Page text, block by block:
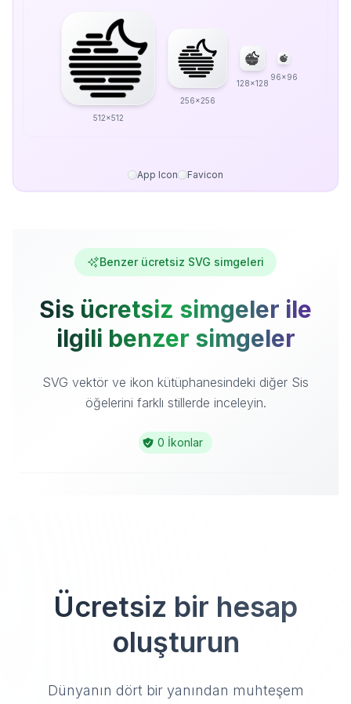
512x512
256x256
128x128
96x96
App Icon Favicon
Benzer ücretsiz SVG simgeleri
Sis ücretsiz simgeler ile
ilgili benzer simgeler
SVG vektör ve ikon kütüphanesindeki diğer Sis
öğelerini farklı stillerde inceleyin.
0 İkonlar
Ücretsiz bir hesap
oluşturun
Dünyanın dört bir yanından muhteşem